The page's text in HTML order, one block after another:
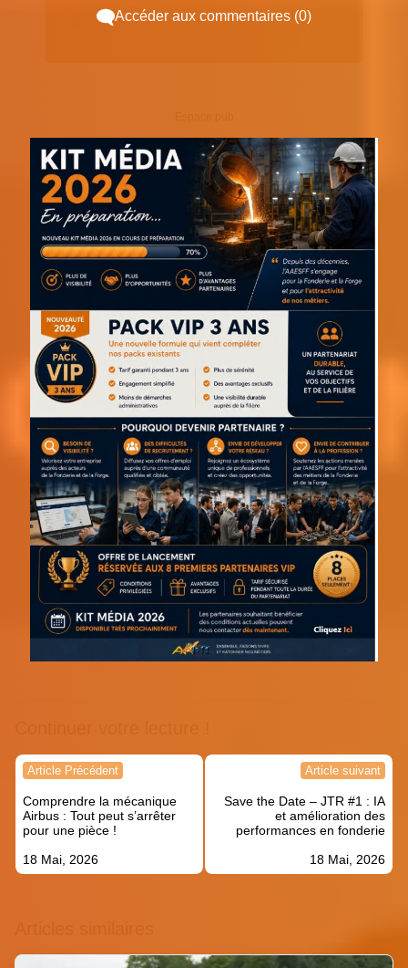
Accéder aux commentaires (0)
Navigation
l’article
Article Précédent
Comprendre la mécanique
Airbus : Tout peut s’arrêter
pour une pièce !
18 Mai, 2026
Article suivant
Save the Date – JTR #1 : IA
et amélioration des
performances en fonderie
18 Mai, 2026